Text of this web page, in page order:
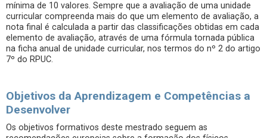
mínima de 10 valores. Sempre que a avaliação de uma unidade
curricular compreenda mais do que um elemento de avaliação, a
nota final é calculada a partir das classificações obtidas em cada
elemento de avaliação, através de uma fórmula tornada pública
na ficha anual de unidade curricular, nos termos do nº 2 do artigo
7º do RPUC.
Objetivos da Aprendizagem e Competências a
Desenvolver
Os objetivos formativos deste mestrado seguem as